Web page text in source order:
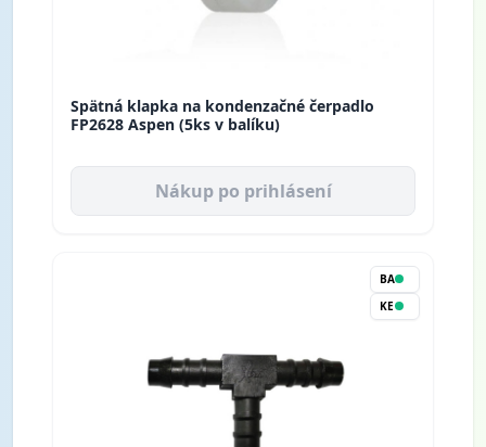
Spätná klapka na kondenzačné čerpadlo
FP2628 Aspen (5ks v balíku)
Nákup po prihlásení
BA
KE